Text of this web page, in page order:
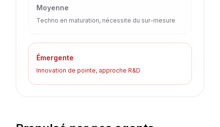
Moyenne
Techno en maturation, nécessite du sur-mesure
Émergente
Innovation de pointe, approche R&D